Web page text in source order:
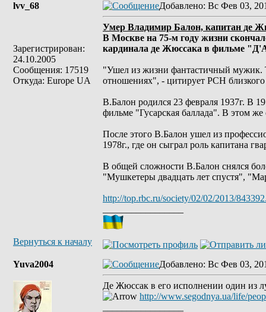
lvv_68
Зарегистрирован:
24.10.2005
Сообщения: 17519
Откуда: Europe UA
Добавлено: Вс Фев 03,
Умер Владимир Балон, капитан де
В Москве на 75-м году жизни
кардинала де Жюссака в фильме
"Ушел из жизни фантастичный мужик.
отношениях", - цитирует РСН
В.Балон родился 23 февраля 1937г. В
фильме "Гусарская баллада". В этом
После этого В.Балон ушел из
1978г., где он сыграл роль капитана
В общей сложности В.Балон снялся
"Мушкетеры двадцать лет спустя",
http://top.rbc.ru/society/02/02/2013/
Вернуться к началу
Yuva2004 Добавлено: Вс Фев 03,
Де Жюссак в его исполнении один из
http://www.segodnya.ua/life/